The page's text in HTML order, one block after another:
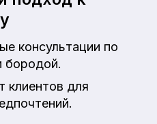
консультации по
бородой.
клиентов для